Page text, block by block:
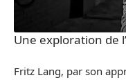
Une exploration de
Fritz Lang, par son